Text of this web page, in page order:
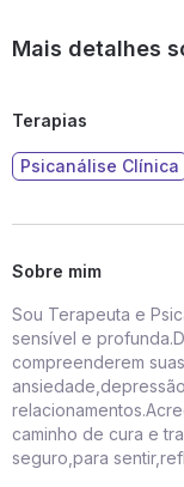
Mais detalhes
Terapias
Psicanálise Clínica
Sobre mim
Sou Terapeuta e
sensível e
compreenderem
caminho de cura e
seguro,para